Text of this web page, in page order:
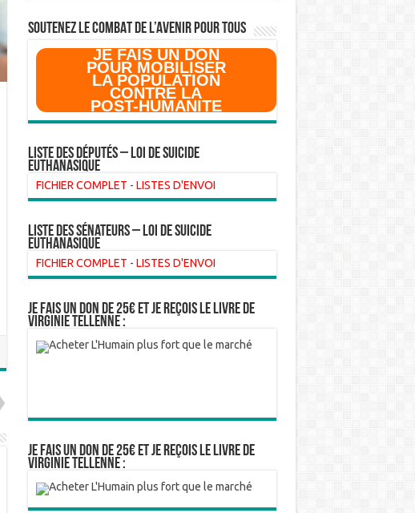
SOUTENEZ LE COMBAT DE L’AVenir pour Tous
JE FAIS UN DON
POUR MOBILISER
LA POPULATION
CONTRE LA
POST-HUMANITE
Liste des Députés – Loi de suicide
euthanasique
FICHIER COMPLET - LISTES D'ENVOI
liste des sénateurs – loi de suicide
euthanasique
FICHIER COMPLET - LISTES D'ENVOI
Je fais un don de 25€ et je reçois le livre de
Virginie Tellenne :
Je fais un don de 25€ et je reçois le livre de
Virginie Tellenne :